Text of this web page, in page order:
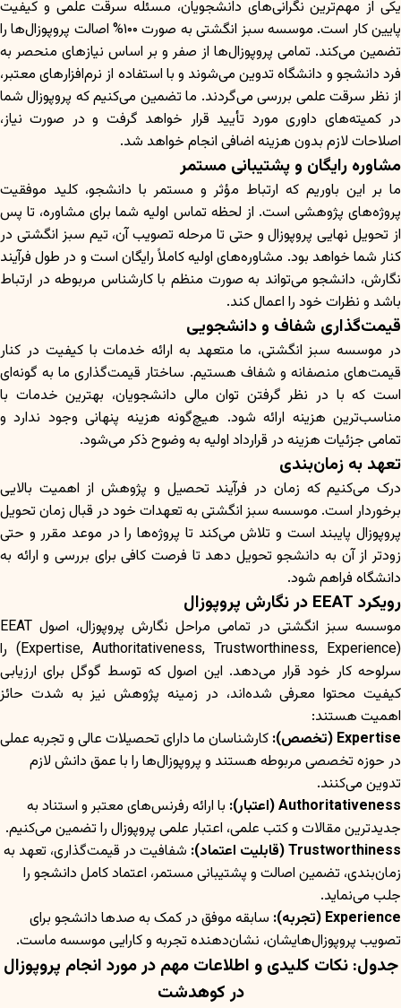
یکی از مهم‌ترین نگرانی‌های دانشجویان، مسئله سرقت علمی و کیفیت
پایین کار است. موسسه سبز انگشتی به صورت ۱۰۰% اصالت پروپوزال‌ها را
تضمین می‌کند. تمامی پروپوزال‌ها از صفر و بر اساس نیازهای منحصر به
فرد دانشجو و دانشگاه تدوین می‌شوند و با استفاده از نرم‌افزارهای معتبر،
از نظر سرقت علمی بررسی می‌گردند. ما تضمین می‌کنیم که پروپوزال شما
در کمیته‌های داوری مورد تأیید قرار خواهد گرفت و در صورت نیاز،
اصلاحات لازم بدون هزینه اضافی انجام خواهد شد.
مشاوره رایگان و پشتیبانی مستمر
ما بر این باوریم که ارتباط مؤثر و مستمر با دانشجو، کلید موفقیت
پروژه‌های پژوهشی است. از لحظه تماس اولیه شما برای مشاوره، تا پس
از تحویل نهایی پروپوزال و حتی تا مرحله تصویب آن، تیم سبز انگشتی در
کنار شما خواهد بود. مشاوره‌های اولیه کاملاً رایگان است و در طول فرآیند
نگارش، دانشجو می‌تواند به صورت منظم با کارشناس مربوطه در ارتباط
باشد و نظرات خود را اعمال کند.
قیمت‌گذاری شفاف و دانشجویی
در موسسه سبز انگشتی، ما متعهد به ارائه خدمات با کیفیت در کنار
قیمت‌های منصفانه و شفاف هستیم. ساختار قیمت‌گذاری ما به گونه‌ای
است که با در نظر گرفتن توان مالی دانشجویان، بهترین خدمات با
مناسب‌ترین هزینه ارائه شود. هیچ‌گونه هزینه پنهانی وجود ندارد و
تمامی جزئیات هزینه در قرارداد اولیه به وضوح ذکر می‌شود.
تعهد به زمان‌بندی
درک می‌کنیم که زمان در فرآیند تحصیل و پژوهش از اهمیت بالایی
برخوردار است. موسسه سبز انگشتی به تعهدات خود در قبال زمان تحویل
پروپوزال پایبند است و تلاش می‌کند تا پروژه‌ها را در موعد مقرر و حتی
زودتر از آن به دانشجو تحویل دهد تا فرصت کافی برای بررسی و ارائه به
دانشگاه فراهم شود.
رویکرد EEAT در نگارش پروپوزال
موسسه سبز انگشتی در تمامی مراحل نگارش پروپوزال، اصول EEAT
(Expertise, Authoritativeness, Trustworthiness, Experience) را
سرلوحه کار خود قرار می‌دهد. این اصول که توسط گوگل برای ارزیابی
کیفیت محتوا معرفی شده‌اند، در زمینه پژوهش نیز به شدت حائز
اهمیت هستند:
Expertise (تخصص):
کارشناسان ما دارای تحصیلات عالی و تجربه عملی
در حوزه تخصصی مربوطه هستند و پروپوزال‌ها را با عمق دانش لازم
تدوین می‌کنند.
Authoritativeness (اعتبار):
با ارائه رفرنس‌های معتبر و استناد به
جدیدترین مقالات و کتب علمی، اعتبار علمی پروپوزال را تضمین می‌کنیم.
Trustworthiness (قابلیت اعتماد):
شفافیت در قیمت‌گذاری، تعهد به
زمان‌بندی، تضمین اصالت و پشتیبانی مستمر، اعتماد کامل دانشجو را
جلب می‌نماید.
Experience (تجربه):
سابقه موفق در کمک به صدها دانشجو برای
تصویب پروپوزال‌هایشان، نشان‌دهنده تجربه و کارایی موسسه ماست.
جدول: نکات کلیدی و اطلاعات مهم در مورد انجام پروپوزال
در کوهدشت